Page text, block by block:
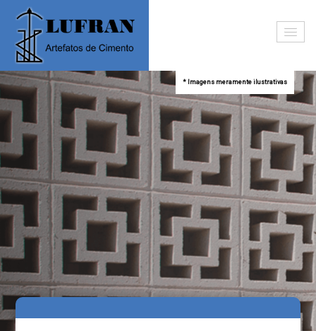
* Imagens meramente ilustrativas